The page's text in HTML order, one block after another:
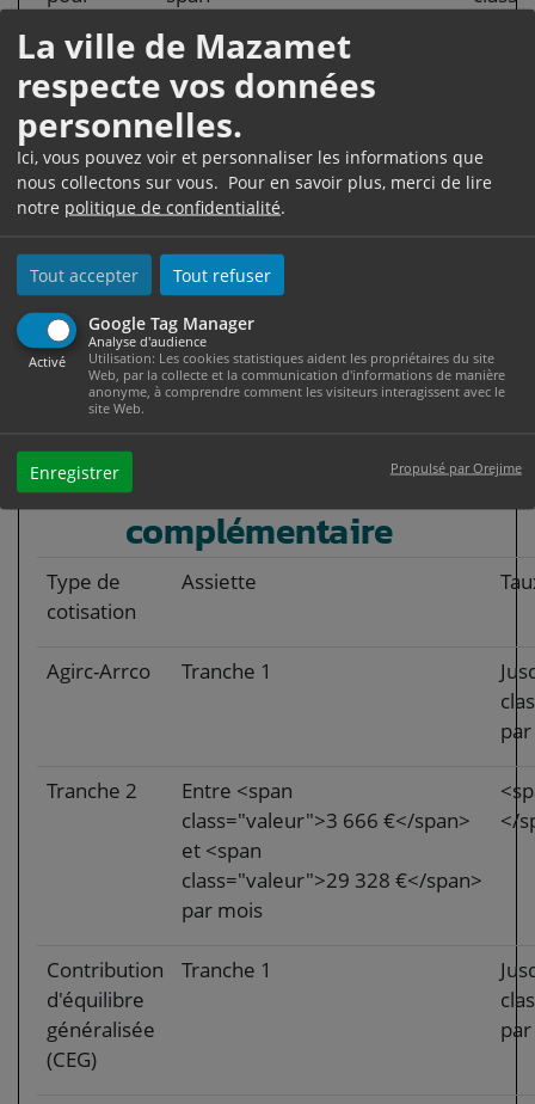
La ville de Mazamet
respecte vos données
personnelles.
Ici, vous pouvez voir et personnaliser les informations que
nous collectons sur vous. Pour en savoir plus, merci de lire
notre politique de confidentialité.
Tout accepter Tout refuser
Google Tag Manager
Activé
Analyse d'audience
Utilisation: Les cookies statistiques aident les propriétaires du site
Web, par la collecte et la communication d'informations de manière
anonyme, à comprendre comment les visiteurs interagissent avec le
site Web.
Enregistrer Propulsé par Orejime
Taux et assiette des cotisations de chômage
des
cadres
(Apec)
par mois
À savoir
la cotisation salariale d'assurance chômage a été
supprimée totalement depuis le <span
class="miseenevidence">1<Exposant>er</Exposant>
octobre 2018</span>.
Cotisations de retraite
complémentaire
Type de
cotisation
Assiette
Agirc-Arrco Tranche 1
Tranche 2
Entre <span
class="valeur">3 666 €</span>
et <span
class="valeur">29 328 €</span>
par mois
</
Contribution
d'équilibre
généralisée
(CEG)
Tranche 1